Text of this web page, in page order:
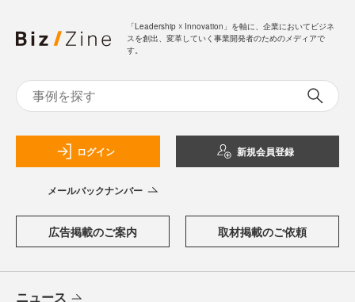
「Leadership ☓ Innovation」を軸に、企業においてビジネ
スを創出、変革していく事業開発者のためのメディアで
す。
ログイン 新規会員登録
メールバックナンバー
広告掲載のご案内 取材掲載のご依頼
ニュース